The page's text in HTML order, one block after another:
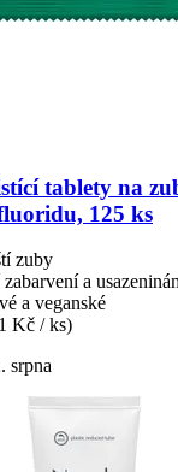
tablety na
125 ks
zuby
a
a veganské
Kč / ks)
srpna